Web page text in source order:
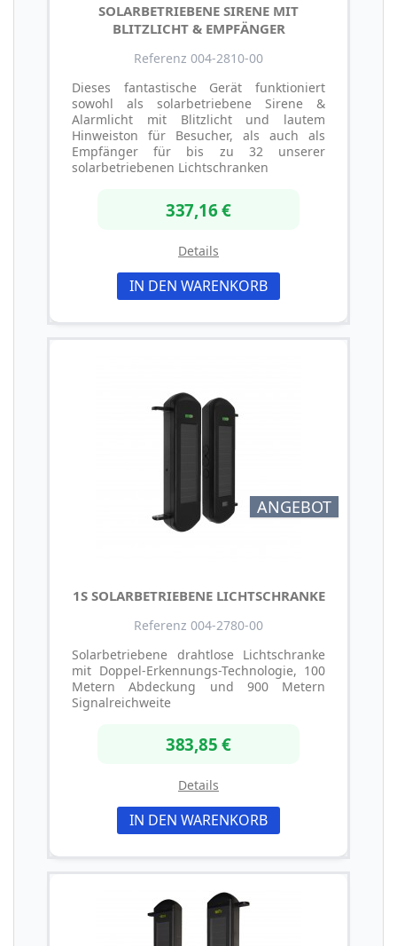
SOLARBETRIEBENE SIRENE MIT
BLITZLICHT & EMPFÄNGER
Referenz 004-2810-00
Dieses fantastische Gerät funktioniert
sowohl als solarbetriebene Sirene &
Alarmlicht mit Blitzlicht und lautem
Hinweiston für Besucher, als auch als
Empfänger für bis zu 32 unserer
solarbetriebenen Lichtschranken
337,16 €
Details
IN DEN WARENKORB
ANGEBOT
1S SOLARBETRIEBENE LICHTSCHRANKE
Referenz 004-2780-00
Solarbetriebene drahtlose Lichtschranke
mit Doppel-Erkennungs-Technologie, 100
Metern Abdeckung und 900 Metern
Signalreichweite
383,85 €
Details
IN DEN WARENKORB